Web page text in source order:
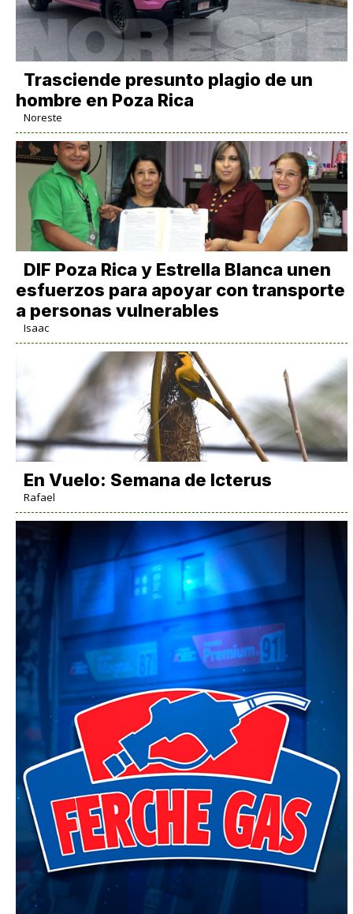
Trasciende presunto plagio de un
hombre en Poza Rica
Noreste
DIF Poza Rica y Estrella Blanca unen
esfuerzos para apoyar con transporte
a personas vulnerables
Isaac
En Vuelo: Semana de Icterus
Rafael